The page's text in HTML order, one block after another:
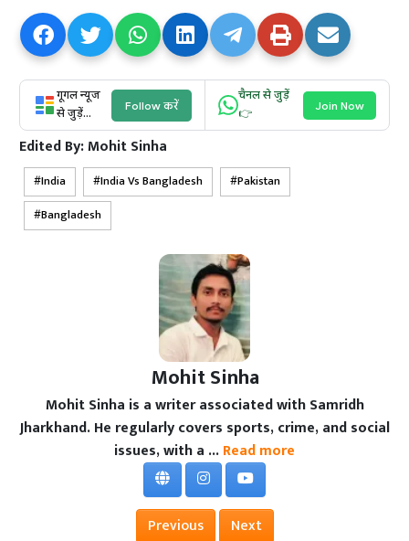
गूगल न्यूज
से जुड़ें...
Follow करें
चैनल से जुड़ें
👉
Join Now
Edited By:Mohit Sinha
India India Vs Bangladesh
Pakistan
Bangladesh
Mohit Sinha
Mohit Sinha is a writer associated with Samridh
Jharkhand. He regularly covers sports, crime, and social
issues, with a ...Read more
Previous Next